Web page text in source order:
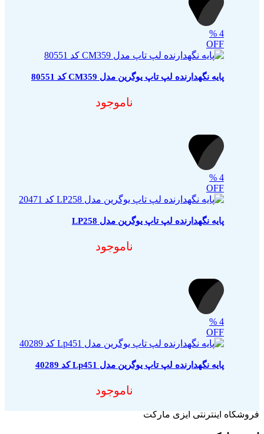
4
%
OFF
پایه نگهدارنده لپ تاپ یوگرین مدل CM359 کد 80551
ناموجود
4
%
OFF
پایه نگهدارنده لپ تاپ یوگرین مدل LP258
ناموجود
4
%
OFF
پایه نگهدارنده لپ تاپ یوگرین مدل Lp451 کد 40289
ناموجود
فروشگاه اینترنتی ایزی مارکت